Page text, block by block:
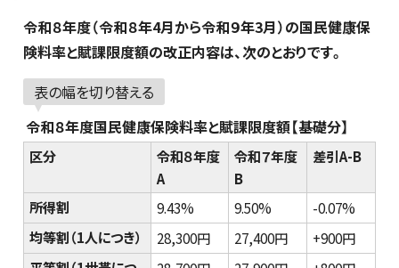
令和８年度（令和８年4月から令和９年3月）の国民健康保
険料率と賦課限度額の改正内容は、次のとおりです。
表の幅を切り替える
令和８年度国民健康保険料率と賦課限度額【基礎分】
区分
令和８年度
A
令和７年度
B
差引A-B
所得割 9.43% 9.50%
-0.07%
均等割（1人につき）
28,300円 27,400円
+900円